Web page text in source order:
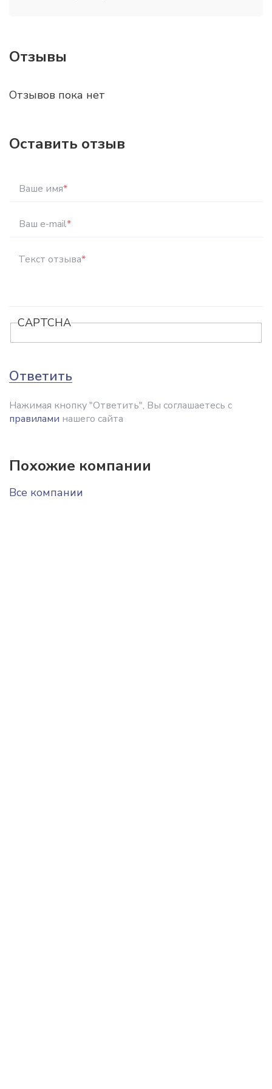
Отзывы
Отзывов пока нет
Оставить отзыв
Ваше имя*
Ваш e-mail*
Текст отзыва*
CAPTCHA
Ответить
Нажимая кнопку "Ответить", Вы соглашаетесь с
правилами нашего сайта
Похожие компании
Все компании